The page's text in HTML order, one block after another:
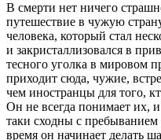
В смерти нет ничего
путешествие в чужую
человека, который стал
и закристаллизовался в
тесного уголка в мировом
приходит сюда, чужие,
чем иностранцы для того,
Он не всегда понимает их,
таки сходны с пребыванием
время он начинает делать